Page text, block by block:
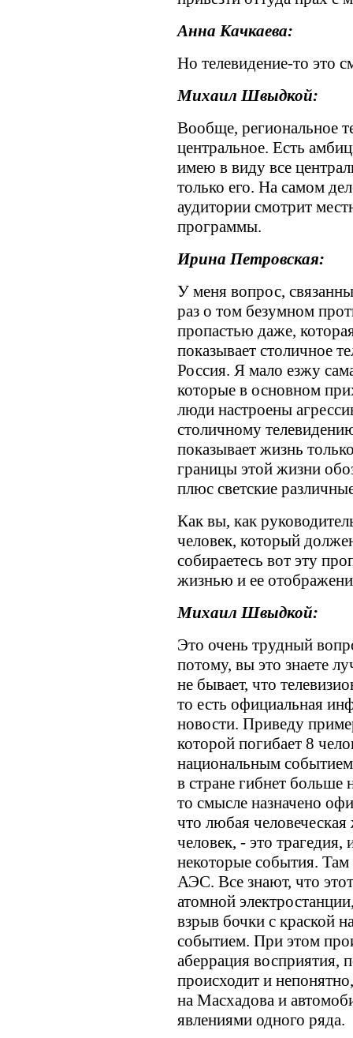
Анна Качкаева:
Но телевидение-то это
Михаил Швыдкой:
Вообще, региональное
центральное. Есть
имею в виду все
только его. На самом
аудитории смотрит
программы.
Ирина Петровская:
У меня вопрос,
раз о том безумном
пропастью даже,
показывает столичное
Россия. Я мало езжу
которые в основном
люди настроены
столичному
показывает жизнь
границы этой жизни
плюс светские
Как вы, как
человек, который
собираетесь вот эту
жизнью и ее
Михаил Швыдкой:
Это очень трудный
потому, вы это знаете
не бывает, что
то есть официальная
новости. Приведу
которой погибает 8
национальным
в стране гибнет больше
то смысле назначено
что любая
человек, - это
некоторые события. Там
АЭС. Все знают, что
атомной
взрыв бочки с краской
событием. При этом
аберрация восприятия,
происходит и
на Масхадова и
явлениями одного ряда.